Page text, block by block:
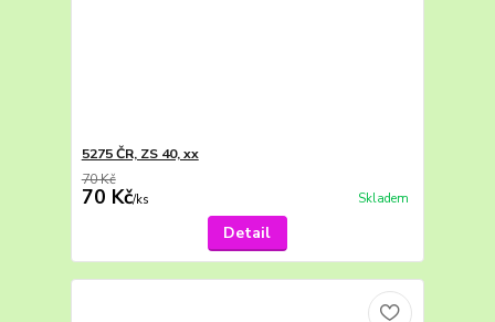
5275 ČR, ZS 40, xx
70 Kč
70 Kč/ks Skladem
Detail